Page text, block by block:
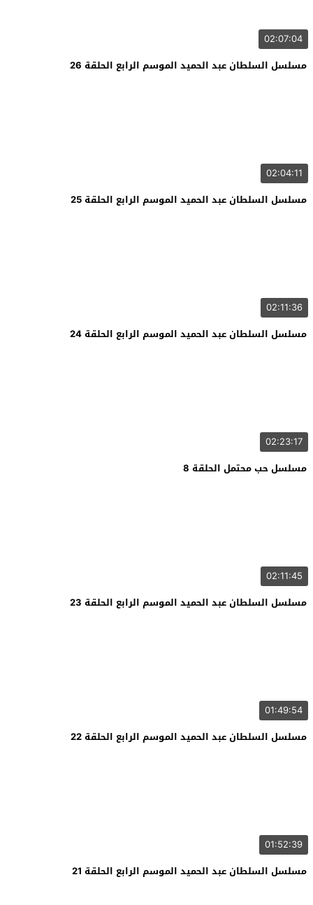
02:07:04
مسلسل السلطان عبد الحميد الموسم الرابع الحلقة 26
02:04:11
مسلسل السلطان عبد الحميد الموسم الرابع الحلقة 25
02:11:36
مسلسل السلطان عبد الحميد الموسم الرابع الحلقة 24
02:23:17
مسلسل حب محتمل الحلقة 8
02:11:45
مسلسل السلطان عبد الحميد الموسم الرابع الحلقة 23
01:49:54
مسلسل السلطان عبد الحميد الموسم الرابع الحلقة 22
01:52:39
مسلسل السلطان عبد الحميد الموسم الرابع الحلقة 21